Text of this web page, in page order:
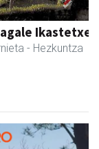
Next